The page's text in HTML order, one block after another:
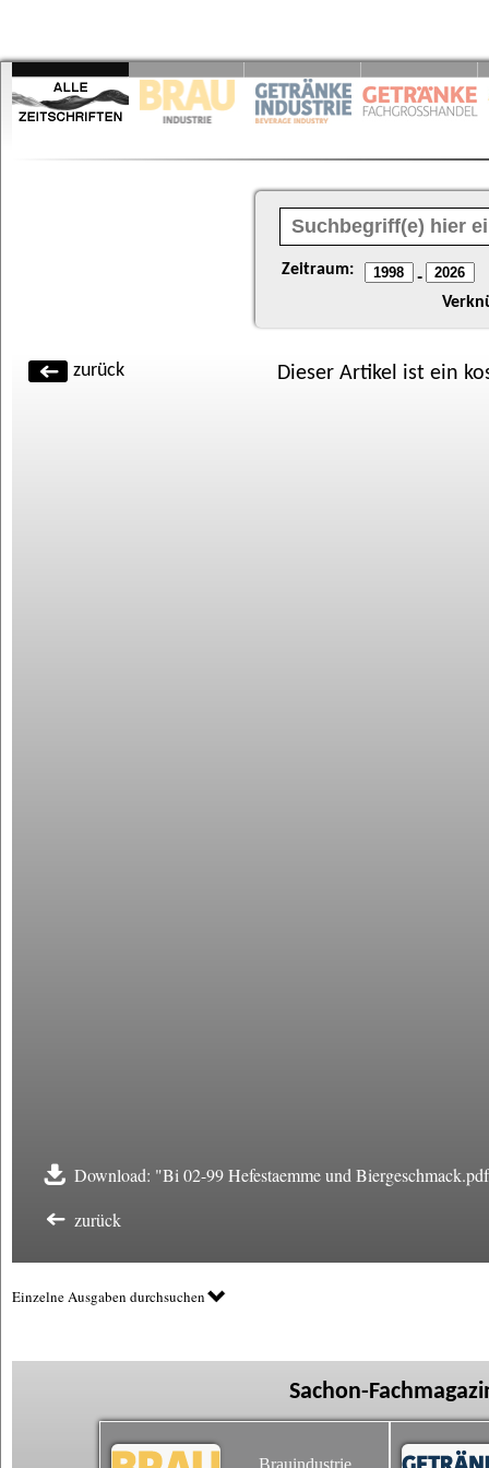
Zeitraum: -
zurück Dieser Artikel ist ein
Download: "Bi 02-99 Hefestaemme und
zurück
Einzelne Ausgaben durchsuchen
Sachon-
Brauindustrie